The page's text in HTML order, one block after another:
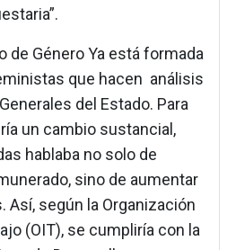
de Género Ya está formada
que hacen análisis
del Estado. Para
un cambio sustancial,
hablaba no solo de
sino de aumentar
Así, según la Organización
(OIT), se cumpliría con la